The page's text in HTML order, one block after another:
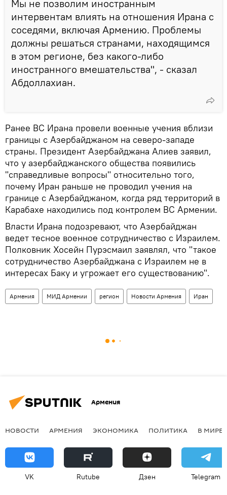
Мы не позволим иностранным
интервентам влиять на отношения Ирана с
соседями, включая Армению. Проблемы
должны решаться странами, находящимся
в этом регионе, без какого-либо
иностранного вмешательства", - сказал
Абдоллахиан.
Ранее ВС Ирана провели военные учения вблизи
границы с Азербайджаном на северо-западе
страны. Президент Азербайджана Алиев заявил,
что у азербайджанского общества появились
"справедливые вопросы" относительно того,
почему Иран раньше не проводил учения на
границе с Азербайджаном, когда ряд территорий в
Карабахе находились под контролем ВС Армении.
Власти Ирана подозревают, что Азербайджан
ведет тесное военное сотрудничество с Израилем.
Полковник Хосейн Пурэсмаил заявлял, что "такое
сотрудничество Азербайджана с Израилем не в
интересах Баку и угрожает его существованию".
Армения МИД Армении регион Новости Армения Иран
Армения
НОВОСТИ АРМЕНИЯ ЭКОНОМИКА ПОЛИТИКА В МИРЕ
VK Rutube Дзен Telegram